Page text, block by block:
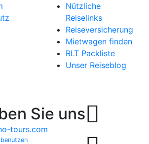
Nützliche
Reiselinks
Reiseversicherung
Mietwagen finden
RLT Packliste
Unser Reiseblog
Sie uns
tours.com